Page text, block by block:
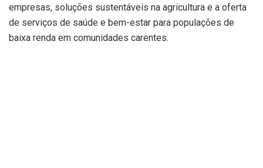
empresas, soluções sustentáveis na agricultura e a oferta
de serviços de saúde e bem-estar para populações de
baixa renda em comunidades carentes.